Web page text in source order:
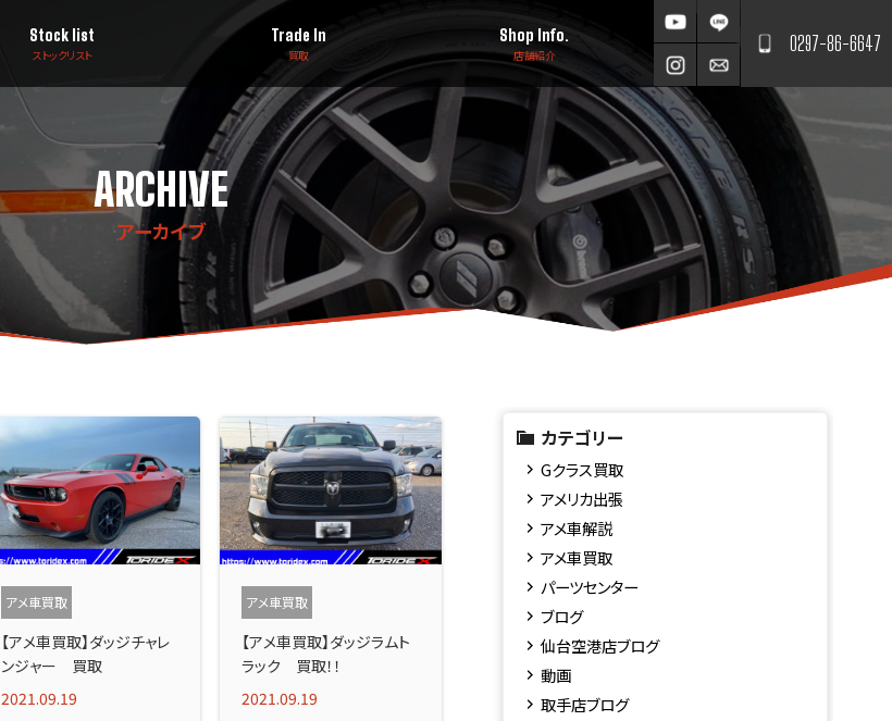
0297-86-6647
Stock list
ストックリスト
Trade In
買取
Shop Info.
店舗紹介
ARCHIVE
アーカイブ
アメ車買取
【アメ車買取】ダッジチャレ
ンジャー 買取
2021.09.19
アメ車買取
【アメ車買取】ダッジラムト
ラック 買取！！
2021.09.19
カテゴリー
Gクラス買取
アメリカ出張
アメ車解説
アメ車買取
パーツセンター
ブログ
仙台空港店ブログ
動画
取手店ブログ